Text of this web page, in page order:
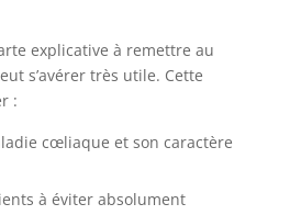
explicative à remettre au
s’avérer très utile. Cette
:
cœliaque et son caractère
à éviter absolument